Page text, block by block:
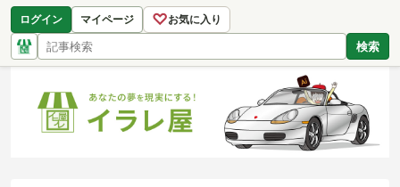
ログイン マイページ ♡お気に入り
検索